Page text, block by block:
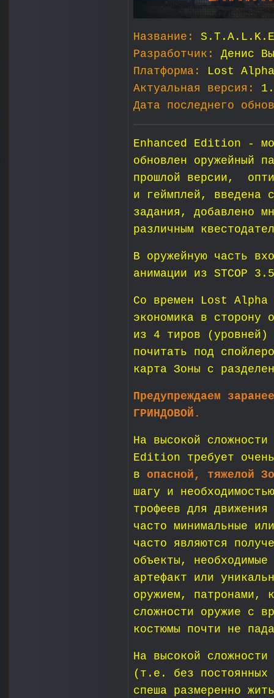
Название:
Разработчик:
Денис
Платформа:
Lost
Актуальная версия:
Дата последнего
Enhanced Edition -
обновлен оружейный
прошлой версии,
и геймплей, введена
задания, добавлено
различным
В оружейную часть
анимации из STCOP
Со времен Lost Alpha
экономика в сторону
из 4 тиров (уровней)
почитать под
карта Зоны с
Предупреждаем
ГРИНДОВОЙ.
На высокой
Edition требует
в опасной, тяжелой
шагу и
трофеев для
часто минимальные
часто являются
объекты,
артефакт или
оружием, патронами,
сложности оружие с
костюмы почти не
На высокой
(т.е. без постоянных
спеша размеренно